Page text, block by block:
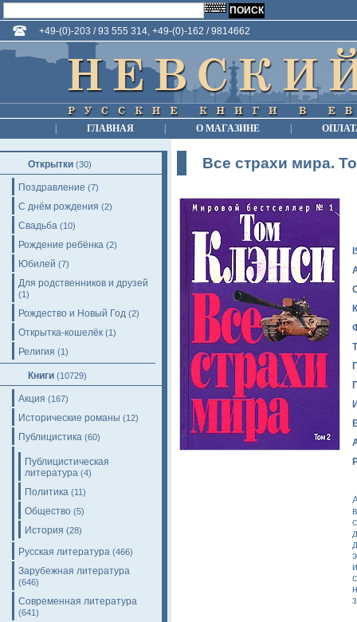
+49-(0)-203 / 93 555 314, +49-(0)-162 / 9814662
ГЛАВНАЯ О МАГАЗИНЕ
Открытки (30)
Поздравление (7)
С днём рождения (2)
Свадьба (10)
Рождение ребёнка (2)
Юбилей (7)
Для родственников и друзей
(1)
Рождество и Новый Год (2)
Открытка-кошелёк (1)
Религия (1)
Книги (10729)
Акция (167)
Исторические романы (12)
Публицистика (60)
Публицистическая
литература (4)
Политика (11)
Общество (5)
История (28)
Русская литература (466)
Зарубежная литература
(646)
Современная литература
(641)
Все страхи мира.